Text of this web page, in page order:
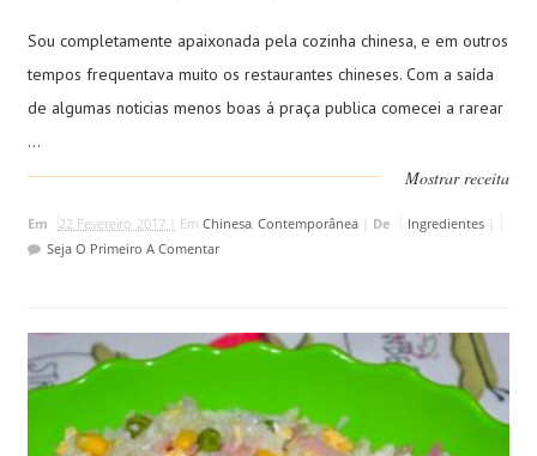
Sou completamente apaixonada pela cozinha chinesa, e em outros
tempos frequentava muito os restaurantes chineses. Com a saída
de algumas noticias menos boas á praça publica comecei a rarear
...
Mostrar receita
Em 22 Fevereiro, 2017 | Em Chinesa, Contemporânea| De Ingredientes|
Seja O Primeiro A Comentar